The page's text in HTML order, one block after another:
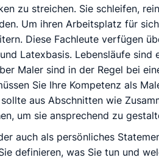
zu streichen. Sie schleifen,
Um ihren Arbeitsplatz für
Diese Fachleute verfügen
Latexbasis. Lebensläufe
Maler sind in der Regel bei
Sie Ihre Kompetenz als
sollte aus Abschnitten wie
um sie ansprechend zu
auch als persönliches
definieren, was Sie tun und